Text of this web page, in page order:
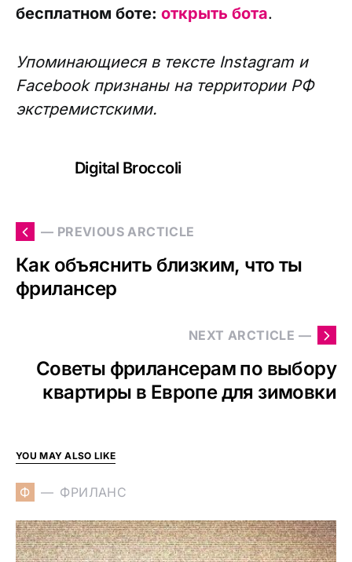
бесплатном боте: открыть бота.
Упоминающиеся в тексте Instagram и
Facebook признаны на территории РФ
экстремистскими.
Digital Broccoli
— PREVIOUS ARCTICLE
Как объяснить близким, что ты
фрилансер
NEXT ARCTICLE —
Советы фрилансерам по выбору
квартиры в Европе для зимовки
YOU MAY ALSO LIKE
Ф ФРИЛАНС